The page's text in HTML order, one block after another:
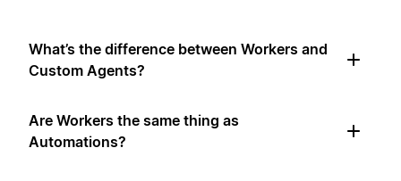
What’s the difference between Workers and
Custom Agents?
Are Workers the same thing as
Automations?